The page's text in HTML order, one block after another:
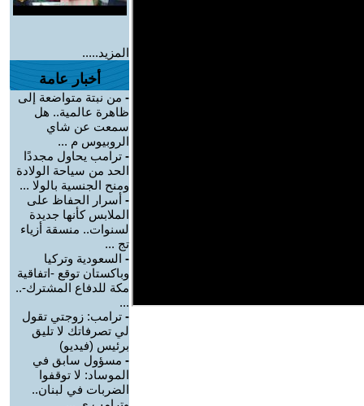
المزيد.....
أخبار عامة
- من نبتة متواضعة إلى
ظاهرة عالمية.. هل
سمعت عن شاي
الروبيوس م ...
- ترامب يحاول مجددًا
الحد من سياحة الولادة
ومنح الجنسية بالولا ...
- أسرار الحفاظ على
الملابس كأنها جديدة
لسنوات.. منسقة أزياء
تج ...
- السعودية وتركيا
وباكستان توقع -اتفاقية
مكة للدفاع المشترك-..
...
- ترامب: زوجتي تقول
لي تصرفاتك لا تليق
برئيس (فيديو)
- مسؤول سابق في
الموساد: لا توقفوا
الضربات في لبنان..